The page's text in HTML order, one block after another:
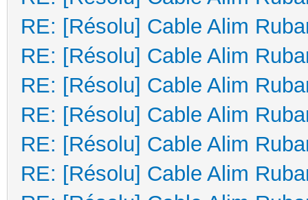
RE: [Résolu] Cable Alim
RE: [Résolu] Cable Alim
RE: [Résolu] Cable Alim
RE: [Résolu] Cable Alim
RE: [Résolu] Cable Alim
RE: [Résolu] Cable Alim